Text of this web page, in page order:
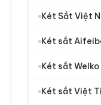
Két Sắt Việt
Két sắt
Két sắt Welko
Két sắt Việt